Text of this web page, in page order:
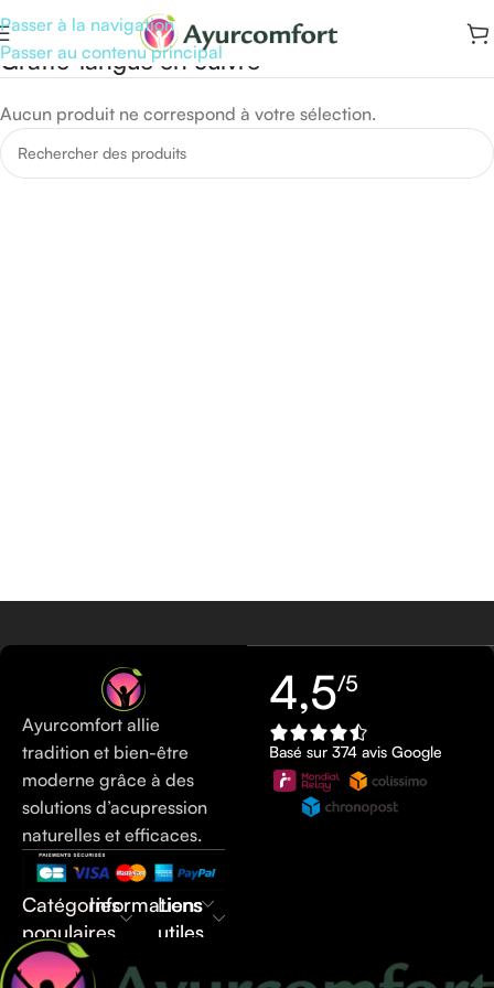
Passer à la navigation
Passer au contenu principal
Gratte-langue en cuivre
Aucun produit ne correspond à votre sélection.
Ayurcomfort allie
tradition et bien-être
moderne grâce à des
solutions d’acupression
naturelles et efficaces.
Catégories
populaires
Informations
Liens
utiles
4,5/5
Basé sur 374 avis Google